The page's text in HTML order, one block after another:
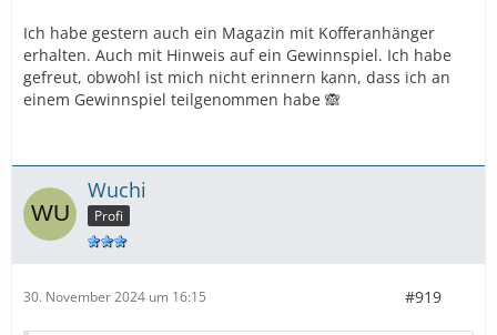
Ich habe gestern auch ein Magazin mit Kofferanhänger
erhalten. Auch mit Hinweis auf ein Gewinnspiel. Ich habe
gefreut, obwohl ist mich nicht erinnern kann, dass ich an
einem Gewinnspiel teilgenommen habe 🙈
Wuchi
Profi
30. November 2024 um 16:15 #919